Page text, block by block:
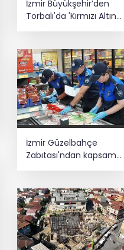
İzmir Büyükşehir’den
Torbalı'da 'Kırmızı Altın'
İzmir Güzelbahçe
Zabıtası'ndan kapsamlı
gıda denetimi